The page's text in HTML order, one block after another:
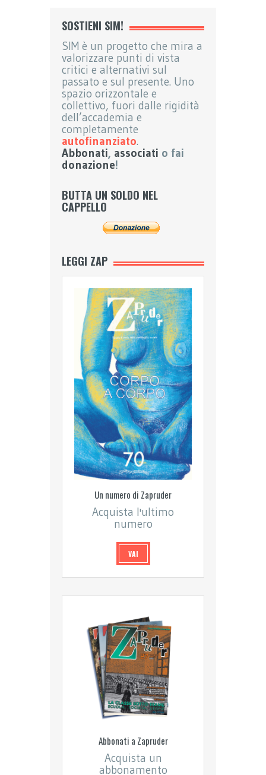
SOSTIENI SIM!
SIM è un progetto che mira a
valorizzare punti di vista
critici e alternativi sul
passato e sul presente. Uno
spazio orizzontale e
collettivo, fuori dalle rigidità
dell’accademia e
completamente
autofinanziato.
Abbonati, associati o fai
donazione!
BUTTA UN SOLDO NEL
CAPPELLO
LEGGI ZAP
Un numero di Zapruder
Acquista l'ultimo
numero
VAI
Abbonati a Zapruder
Acquista un
abbonamento